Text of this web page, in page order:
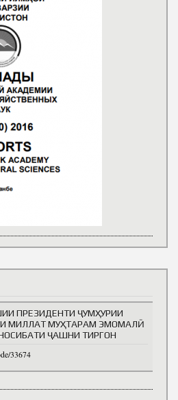
ПРЕЗИДЕНТИ ҶУМҲУРИИ
МИЛЛАТ МУҲТАРАМ ЭМОМАЛӢ
ҶАШНИ ТИРГОН
33674